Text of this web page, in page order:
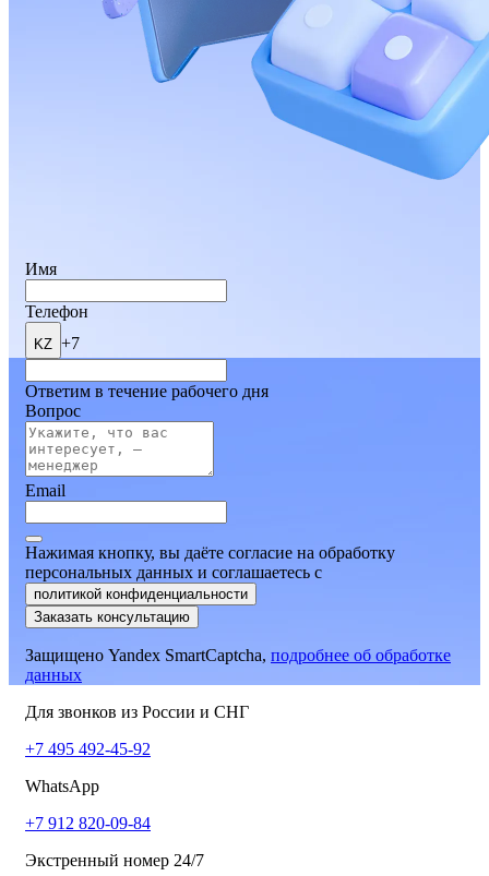
Имя
Телефон
KZ +7
Ответим в течение рабочего дня
Вопрос
Email
Нажимая кнопку, вы даёте согласие на обработку
персональных данных и соглашаетесь c
политикой конфиденциальности
Заказать консультацию
Защищено Yandex SmartCaptcha, подробнее об обработке
данных
Для звонков из России и СНГ
+7 495 492-45-92
WhatsApp
+7 912 820-09-84
Экстренный номер 24/7